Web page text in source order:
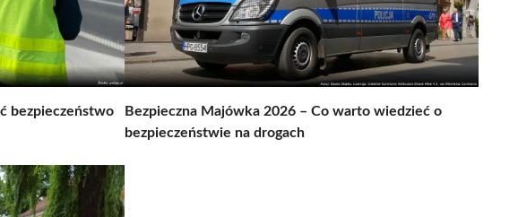
bezpieczeństwo
Bezpieczna Majówka 2026 – Co warto wiedzieć o
bezpieczeństwie na drogach